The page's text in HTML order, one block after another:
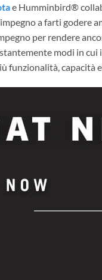
e Humminbird®
a farti godere
per rendere
modi in
funzionalità, capacità